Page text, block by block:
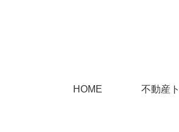
HOME